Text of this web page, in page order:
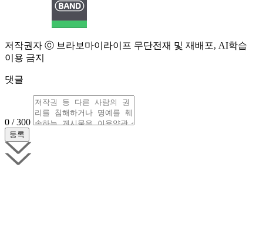
저작권자 ⓒ 브라보마이라이프 무단전재 및 재배포, AI학습
이용 금지
댓글
0 / 300